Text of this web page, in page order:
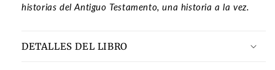
historias del Antiguo Testamento, una historia a la vez.
DETALLES DEL LIBRO